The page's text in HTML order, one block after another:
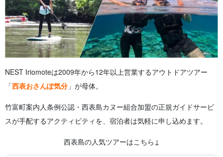
NEST Iriomoteは2009年から12年以上営業するアウトドアツアー
「西表おさんぽ気分 」が母体。
竹富町案内人条例公認・西表島カヌー組合加盟の正規ガイドサービ
スが手配するアクティビティを、宿泊者は気軽に申し込めます。
西表島の人気ツアーはこちら↓